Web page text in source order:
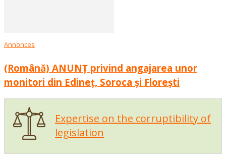
Annonces
(Română) ANUNȚ privind angajarea unor
monitori din Edineț, Soroca și Florești
Expertise on the corruptibility of
legislation